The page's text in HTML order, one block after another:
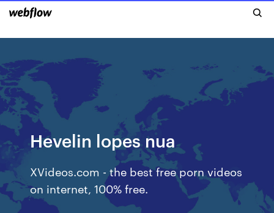
Hevelin lopes nua
XVideos.com - the best free porn videos
on internet, 100% free.